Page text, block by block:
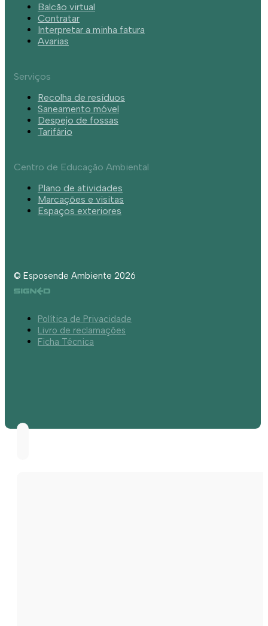
Balcão virtual
Contratar
Interpretar a minha fatura
Avarias
Serviços
Recolha de resíduos
Saneamento móvel
Despejo de fossas
Tarifário
Centro de Educação Ambiental
Plano de atividades
Marcações e visitas
Espaços exteriores
© Esposende Ambiente 2026
Política de Privacidade
Livro de reclamações
Ficha Técnica